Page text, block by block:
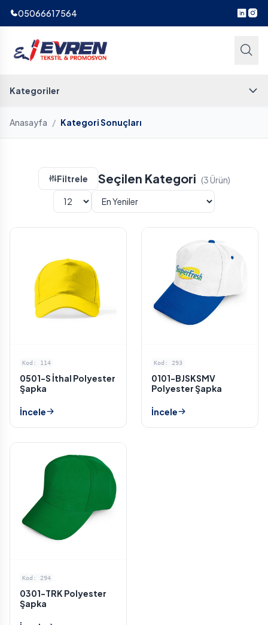
05066617564
Kategoriler
Anasayfa / Kategori Sonuçları
Filtrele Seçilen Kategori (3 Ürün)
Kod: 114
0501-S İthal Polyester
Şapka
İncele
Kod: 293
0101-BJSKSMV
Polyester Şapka
İncele
Kod: 294
0301-TRK Polyester
Şapka